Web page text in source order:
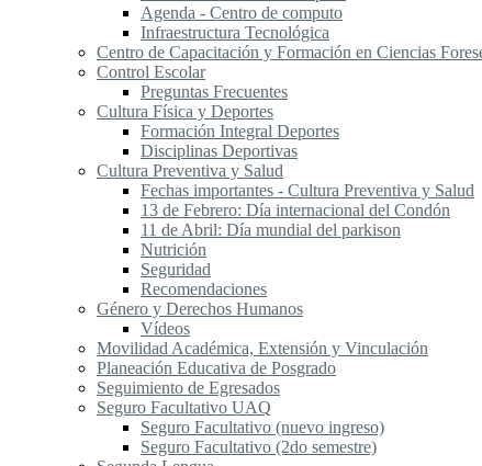
Agenda - Centro de computo
Infraestructura Tecnológica
Centro de Capacitación y Formación en Ciencias
Control Escolar
Preguntas Frecuentes
Cultura Física y Deportes
Formación Integral Deportes
Disciplinas Deportivas
Cultura Preventiva y Salud
Fechas importantes - Cultura Preventiva y Salud
13 de Febrero: Día internacional del Condón
11 de Abril: Día mundial del parkison
Nutrición
Seguridad
Recomendaciones
Género y Derechos Humanos
Vídeos
Movilidad Académica, Extensión y Vinculación
Planeación Educativa de Posgrado
Seguimiento de Egresados
Seguro Facultativo UAQ
Seguro Facultativo (nuevo ingreso)
Seguro Facultativo (2do semestre)